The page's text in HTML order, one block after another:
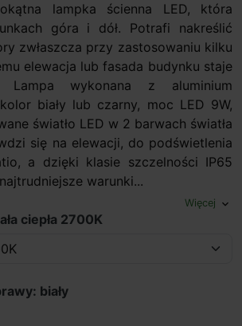
lampka ścienna LED, która
góra i dół. Potrafi nakreślić
zwłaszcza przy zastosowaniu kilku
elewacja lub fasada budynku staje
Lampa wykonana z aluminium
biały lub czarny, moc LED 9W,
światło LED w 2 barwach światła
się na elewacji, do podświetlenia
a dzięki klasie szczelności IP65
warunki...
Więcej expand_more
ciepła 2700K
biały